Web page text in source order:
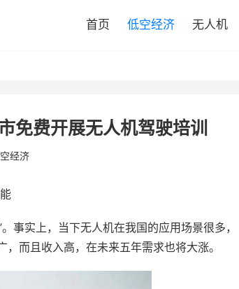
首页 低空经济 无人机
免费开展无人机驾驶培训
经济
事实上，当下无人机在我国的应用场景很多，
而且收入高，在未来五年需求也将大涨。